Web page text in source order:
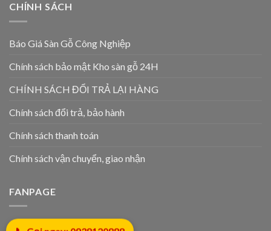
CHÍNH SÁCH
Báo Giá Sàn Gỗ Công Nghiệp
Chính sách bảo mật Kho sàn gỗ 24H
CHÍNH SÁCH ĐỔI TRẢ LẠI HÀNG
Chính sách đổi trả, bảo hành
Chính sách thanh toán
Chính sách vận chuyển, giao nhận
FANPAGE